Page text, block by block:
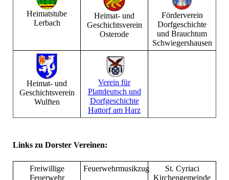
Heimatstube
Lerbach
Heimat- und
Geschichtsverein
Osterode
Förderverein
Dorfgeschichte
und Brauchtum
Schwiegershausen
Heimat- und
Geschichtsverein
Wulften
Verein für
Plattdeutsch und
Dorfgeschichte
Hattorf am Harz
Links zu Dorster Vereinen:
Freiwillige
Feuerwehr
Feuerwehrmusikzug
St. Cyriaci
Kirchengemeinde